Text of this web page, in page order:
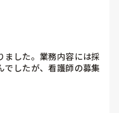
ました。業務内容には採
でしたが、看護師の募集
思っています。
か？